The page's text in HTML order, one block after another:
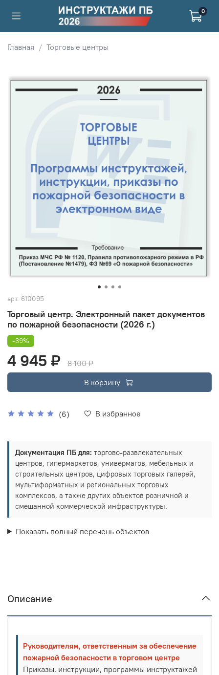
0
Главная Торговые центры
арт. 610095
Торговый центр. Электронный пакет документов
по пожарной безопасности (2026 г.)
(6) В избранное
-39%
4 945 ₽
8 100 ₽
В корзину
Документация ПБ для: торгово-развлекательных
центров, гипермаркетов, универмагов, мебельных и
строительных центров, цифровых торговых галерей,
мультиформатных и региональных торговых
комплексов, а также других объектов розничной и
смешанной коммерческой инфраструктуры.
Показать полный перечень объектов
Описание
Руководителям, ответственным за обеспечение
пожарной безопасности в торговом центре
Приказы, инструкции, программы инструктажей